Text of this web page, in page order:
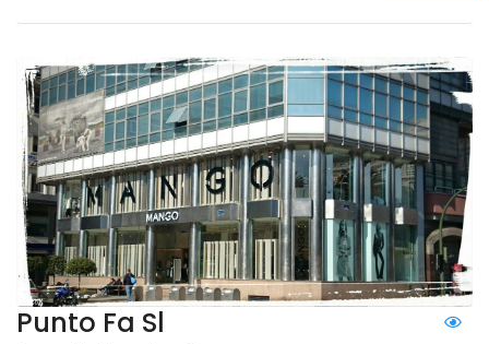
Punto Fa Sl